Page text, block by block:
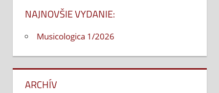
NAJNOVŠIE VYDANIE:
Musicologica 1/2026
ARCHÍV